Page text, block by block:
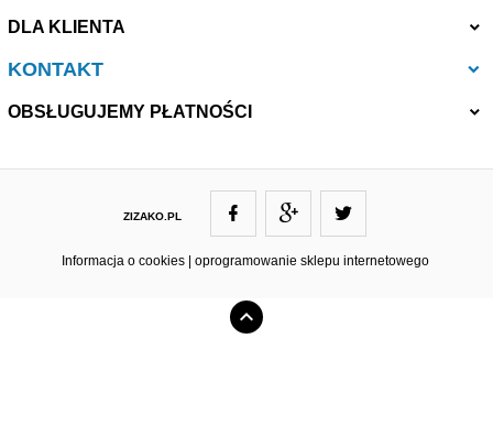
DLA KLIENTA
KONTAKT
OBSŁUGUJEMY PŁATNOŚCI
ZIZAKO.PL
Informacja o cookies oprogramowanie sklepu internetowego